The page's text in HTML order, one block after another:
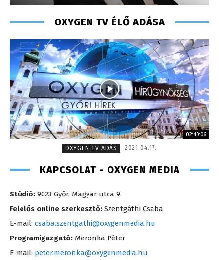
OXYGEN TV ÉLŐ ADÁSA
02:40:06
OXYGEN TV ADÁS
2021.04.17.
KAPCSOLAT - OXYGEN MEDIA
Stúdió: 9023 Győr, Magyar utca 9.
Felelős online szerkesztő: Szentgáthi Csaba
E-mail: csaba.szentgathi@oxygenmedia.hu
Programigazgató: Meronka Péter
E-mail: peter.meronka@oxygenmedia.hu